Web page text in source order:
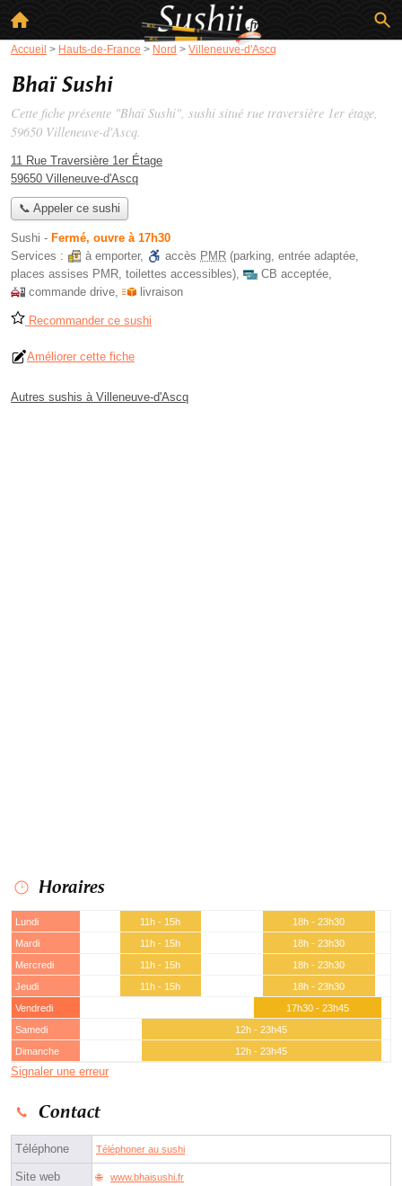
Accueil > Hauts-de-France > Nord > Villeneuve-d'Ascq
Bhaï Sushi
Cette fiche présente "Bhaï Sushi", sushi situé rue traversière 1er étage,
59650 Villeneuve-d'Ascq.
11 Rue Traversière 1er Étage
59650 Villeneuve-d'Ascq
📞 Appeler ce sushi
Sushi - Fermé, ouvre à 17h30
Services :
à emporter, accès PMR (parking, entrée adaptée,
places assises PMR, toilettes accessibles), CB acceptée,
commande drive, livraison
Recommander ce sushi
Améliorer cette fiche
Autres sushis à Villeneuve-d'Ascq
Horaires
Lundi 11h - 15h
18h - 23h30
Mardi
11h - 15h
18h - 23h30
Mercredi
11h - 15h
18h - 23h30
Jeudi
11h - 15h
18h - 23h30
Vendredi
17h30 - 23h45
Samedi
12h - 23h45
Dimanche
12h - 23h45
Signaler une erreur
Contact
Téléphone Téléphoner au sushi
Site web www.bhaisushi.fr